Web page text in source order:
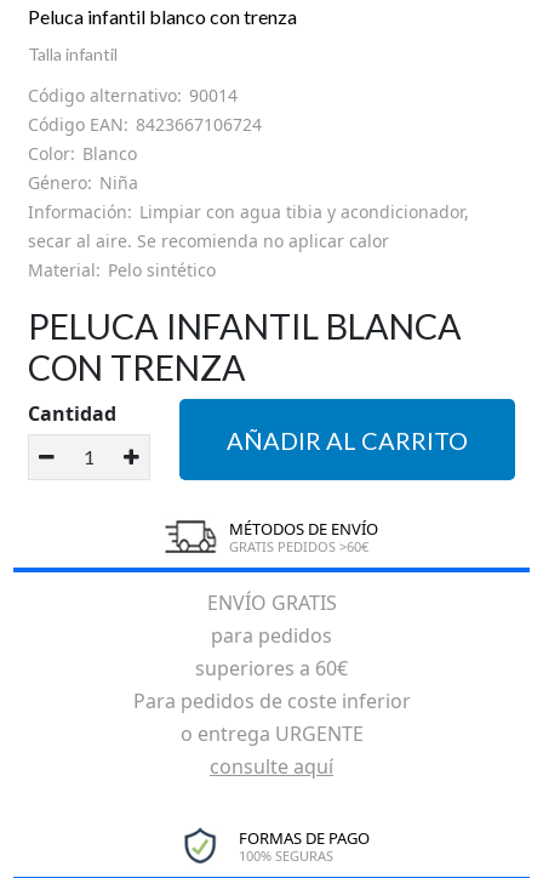
GUÍA DE TALLAS
SOBRE NOSOTROS
MI CUENTA
Peluca infantil blanco con trenza
Talla infantil
Código alternativo: 90014
Código EAN: 8423667106724
Color: Blanco
Género: Niña
Información: Limpiar con agua tibia y acondicionador,
secar al aire. Se recomienda no aplicar calor
Material: Pelo sintético
PELUCA INFANTIL BLANCA
CON TRENZA
Cantidad
AÑADIR AL CARRITO
MÉTODOS DE ENVÍO
GRATIS PEDIDOS >60€
ENVÍO GRATIS
para pedidos
superiores a 60€
Para pedidos de coste inferior
o entrega URGENTE
consulte aquí
FORMAS DE PAGO
100% SEGURAS